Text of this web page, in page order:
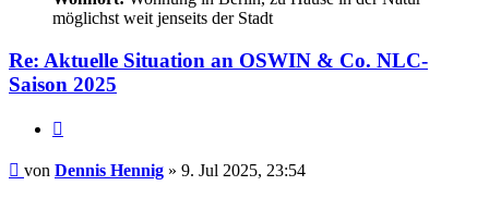
möglichst weit jenseits der Stadt
Re: Aktuelle Situation an OSWIN & Co. NLC-
Saison 2025
Beitrag
von Dennis Hennig » 9. Jul 2025, 23:54